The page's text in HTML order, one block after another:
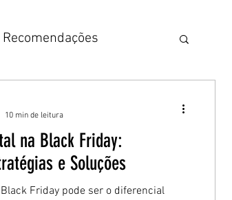
na Black Friday:
e Soluções
Friday pode ser o diferencial
10 min de leitura